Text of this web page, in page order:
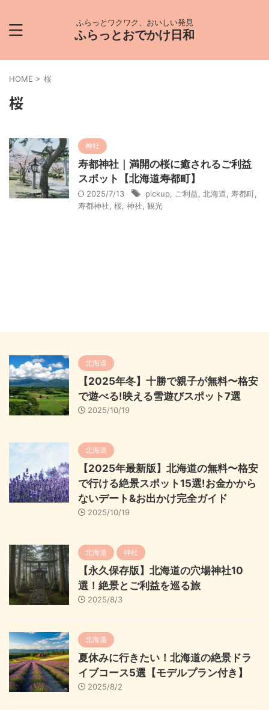
ふらっとワクワク、おいしい発見
ふらっとおでかけ日和
HOME > 桜
桜
神社
寿都神社｜満開の桜に癒されるご利益
スポット【北海道寿都町】
2025/7/13 pickup ご利益 北海道 寿都町
寿都神社 桜 神社 観光
北海道
【2025年冬】十勝で親子が無料〜格安
で遊べる!映える雪遊びスポット7選
2025/10/19
北海道
【2025年最新版】北海道の無料〜格安
で行ける絶景スポット15選!お金かから
ないデート&お出かけ完全ガイド
2025/10/19
北海道 神社
【永久保存版】北海道の穴場神社10
選！絶景とご利益を巡る旅
2025/8/3
北海道
夏休みに行きたい！北海道の絶景ドラ
イブコース5選【モデルプラン付き】
2025/8/2